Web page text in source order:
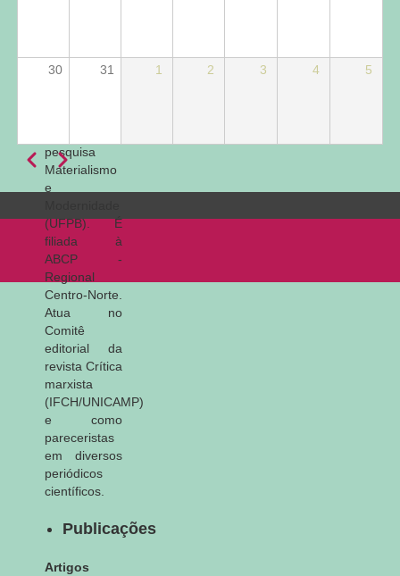
Duarte
pesquisa
Materialismo
e
(UFPB). É
filiada à
ABCP -
Regional
Centro-Norte.
Atua no
Comitê
editorial da
revista Crítica
marxista
(IFCH/UNICAMP)
e como
pareceristas
em diversos
periódicos
científicos.
Publicações
Artigos
30 31 1 2 3 4 5
Paginação
AnteriorPróximo